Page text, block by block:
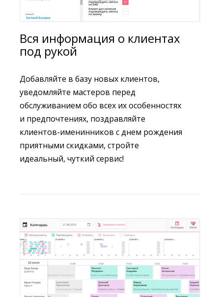
Вся информация о клиентах
под рукой
Добавляйте в базу новых клиентов,
уведомляйте мастеров перед
обслуживанием обо всех их особенностях
и предпочтениях, поздравляйте
клиентов-именинников с днем рождения
приятными скидками, стройте
идеальный, чуткий сервис!